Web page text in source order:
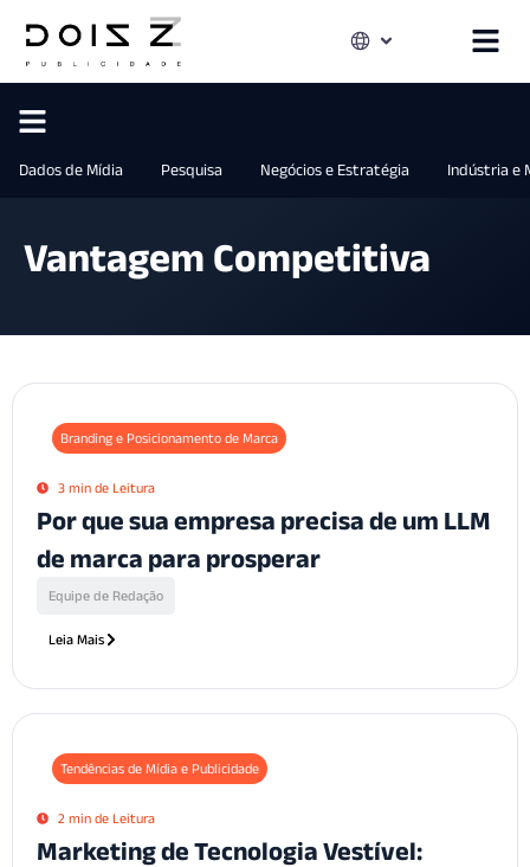
Dados de Mídia Pesquisa Negócios e Estratégia Indústria e
Vantagem Competitiva
Branding e Posicionamento de Marca
3 min de Leitura
Por que sua empresa precisa de um LLM
de marca para prosperar
Equipe de Redação
Leia Mais
Tendências de Mídia e Publicidade
2 min de Leitura
Marketing de Tecnologia Vestível: